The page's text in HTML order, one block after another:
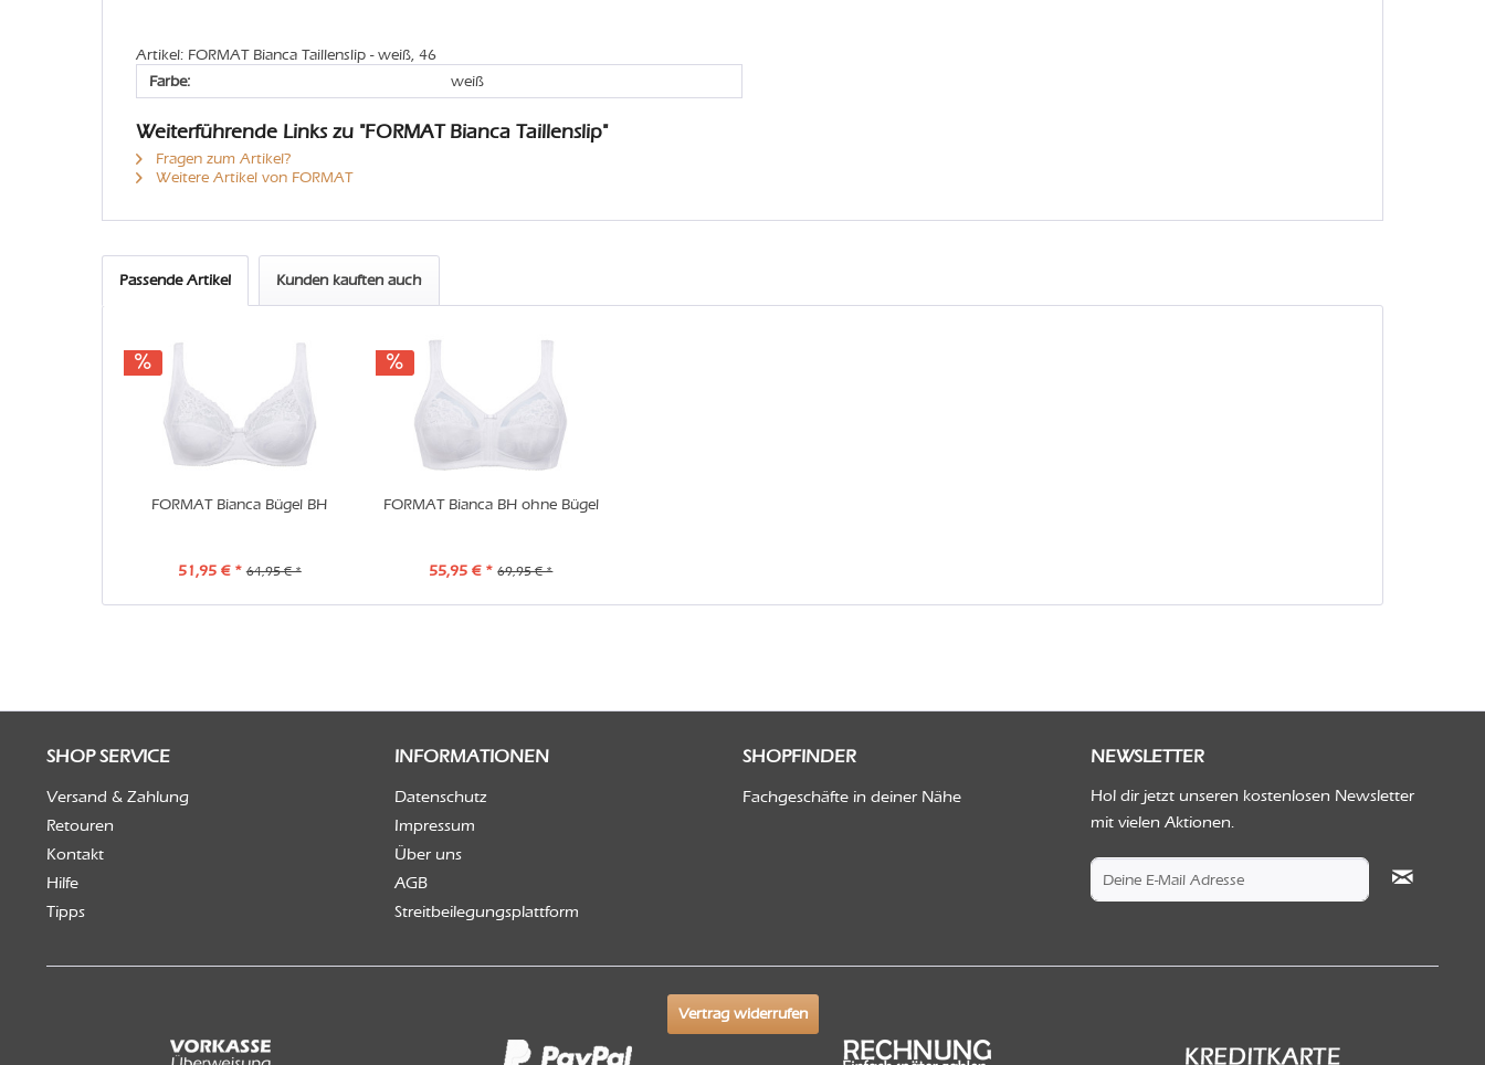
Artikel: FORMAT Bianca Taillenslip - weiß, 46
Farbe:
weiß
Weiterführende Links zu "FORMAT Bianca Taillenslip"
Fragen zum Artikel?
Weitere Artikel von FORMAT
Passende Artikel Kunden kauften auch
FORMAT Bianca Bügel BH
51,95 € * 64,95 € *
FORMAT Bianca BH ohne Bügel
55,95 € * 69,95 € *
SHOP SERVICE
Versand & Zahlung
Retouren
Kontakt
Hilfe
Tipps
INFORMATIONEN
Datenschutz
Impressum
Über uns
AGB
Streitbeilegungsplattform
SHOPFINDER
Fachgeschäfte in deiner Nähe
NEWSLETTER
Hol dir jetzt unseren kostenlosen Newsletter
mit vielen Aktionen.
Vertrag widerrufen